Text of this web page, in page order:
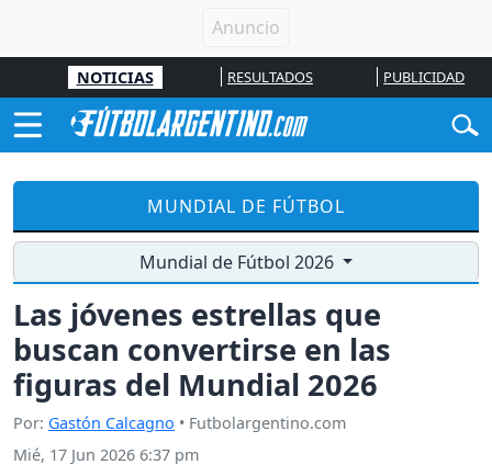
NOTICIAS RESULTADOS PUBLICIDAD
MUNDIAL DE FÚTBOL
Mundial de Fútbol 2026
Las jóvenes estrellas que
buscan convertirse en las
figuras del Mundial 2026
Por: Gastón Calcagno • Futbolargentino.com
Mié, 17 Jun 2026 6:37 pm